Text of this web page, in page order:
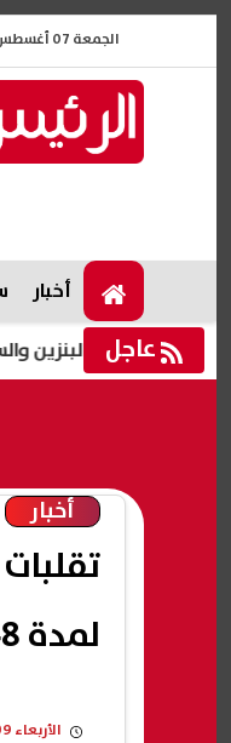
الجمعة 07 أغسطس 2026 الموافق 24 صفر 1448
أخبار
عاجل
أسعار البنزين والسولار
أخبار
لمدة 48 ساعة
الأربعاء 09/فبراير/2022 - 10:58 ص